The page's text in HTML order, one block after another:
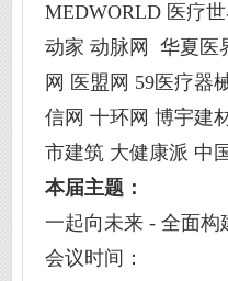
MEDWORLD 医疗
动家 动脉网 华夏医
网 医盟网 59医疗器
信网 十环网 博宇建
市建筑 大健康派 中
本届主题：
一起向未来 - 全面
会议时间：